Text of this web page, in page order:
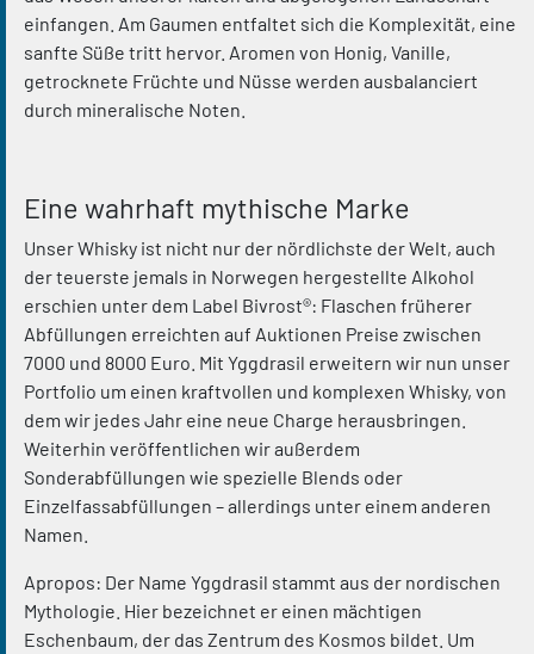
einfangen. Am Gaumen entfaltet sich die Komplexität, eine
sanfte Süße tritt hervor. Aromen von Honig, Vanille,
getrocknete Früchte und Nüsse werden ausbalanciert
durch mineralische Noten.
Eine wahrhaft mythische Marke
Unser Whisky ist nicht nur der nördlichste der Welt, auch
der teuerste jemals in Norwegen hergestellte Alkohol
erschien unter dem Label Bivrost®: Flaschen früherer
Abfüllungen erreichten auf Auktionen Preise zwischen
7000 und 8000 Euro. Mit Yggdrasil erweitern wir nun unser
Portfolio um einen kraftvollen und komplexen Whisky, von
dem wir jedes Jahr eine neue Charge herausbringen.
Weiterhin veröffentlichen wir außerdem
Sonderabfüllungen wie spezielle Blends oder
Einzelfassabfüllungen – allerdings unter einem anderen
Namen.
Apropos: Der Name Yggdrasil stammt aus der nordischen
Mythologie. Hier bezeichnet er einen mächtigen
Eschenbaum, der das Zentrum des Kosmos bildet. Um